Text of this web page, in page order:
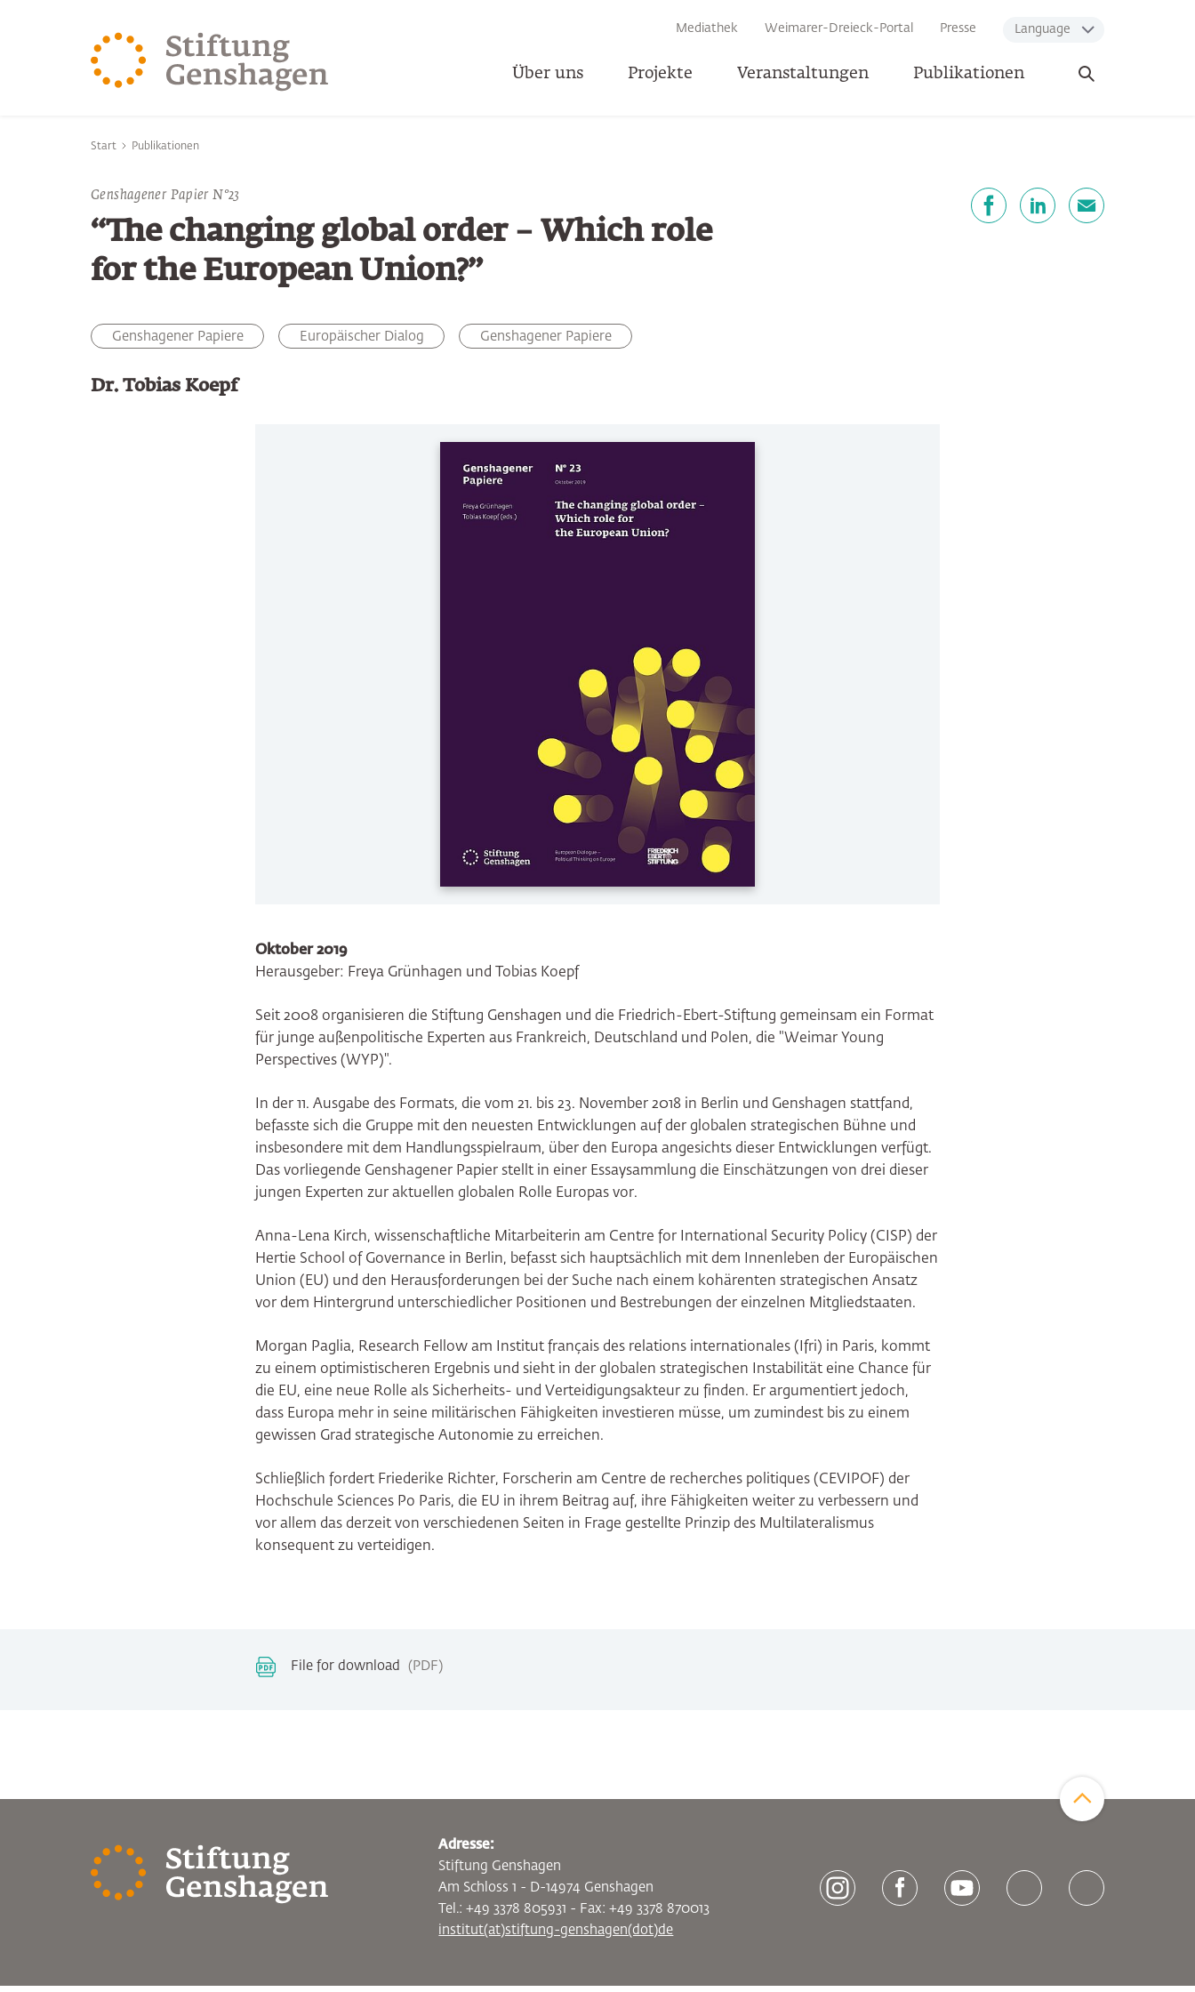
Mediathek Weimarer-Dreieck-Portal Presse Language
Über uns Projekte Veranstaltungen Publikationen
Suche
öffnen
Sie befinden sich hier:
Start Publikationen
Genshagener Papier N°23
“The changing global order – Which role
for the European Union?”
Genshagener Papiere Europäischer Dialog Genshagener Papiere
Dr. Tobias Koepf
Oktober 2019
Herausgeber: Freya Grünhagen und Tobias Koepf
Seit 2008 organisieren die Stiftung Genshagen und die Friedrich-Ebert-Stiftung gemeinsam ein Format
für junge außenpolitische Experten aus Frankreich, Deutschland und Polen, die "Weimar Young
Perspectives (WYP)".
In der 11. Ausgabe des Formats, die vom 21. bis 23. November 2018 in Berlin und Genshagen stattfand,
befasste sich die Gruppe mit den neuesten Entwicklungen auf der globalen strategischen Bühne und
insbesondere mit dem Handlungsspielraum, über den Europa angesichts dieser Entwicklungen verfügt.
Das vorliegende Genshagener Papier stellt in einer Essaysammlung die Einschätzungen von drei dieser
jungen Experten zur aktuellen globalen Rolle Europas vor.
Anna-Lena Kirch, wissenschaftliche Mitarbeiterin am Centre for International Security Policy (CISP) der
Hertie School of Governance in Berlin, befasst sich hauptsächlich mit dem Innenleben der Europäischen
Union (EU) und den Herausforderungen bei der Suche nach einem kohärenten strategischen Ansatz
vor dem Hintergrund unterschiedlicher Positionen und Bestrebungen der einzelnen Mitgliedstaaten.
Morgan Paglia, Research Fellow am Institut français des relations internationales (Ifri) in Paris, kommt
zu einem optimistischeren Ergebnis und sieht in der globalen strategischen Instabilität eine Chance für
die EU, eine neue Rolle als Sicherheits- und Verteidigungsakteur zu finden. Er argumentiert jedoch,
dass Europa mehr in seine militärischen Fähigkeiten investieren müsse, um zumindest bis zu einem
gewissen Grad strategische Autonomie zu erreichen.
Schließlich fordert Friederike Richter, Forscherin am Centre de recherches politiques (CEVIPOF) der
Hochschule Sciences Po Paris, die EU in ihrem Beitrag auf, ihre Fähigkeiten weiter zu verbessern und
vor allem das derzeit von verschiedenen Seiten in Frage gestellte Prinzip des Multilateralismus
konsequent zu verteidigen.
File for download PDF
[socialLinksTitle]
Adresse:
Stiftung Genshagen
Am Schloss 1 - D-14974 Genshagen
Tel.: +49 3378 805931 - Fax: +49 3378 870013
institut(at)stiftung-genshagen(dot)de